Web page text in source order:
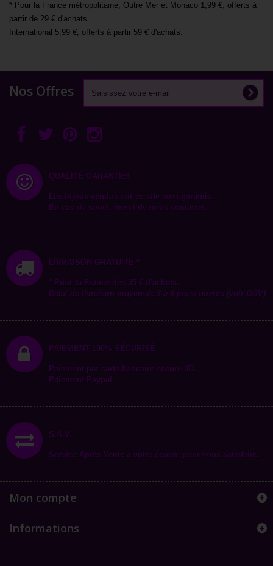
* Pour la France métropolitaine, Outre Mer et Monaco 1,99 €, offerts à
partir de 29 € d'achats.
International 5,99 €, offerts à partir 59 € d'achats.
Nos Offres
QUALITÉ GARANTIE!
Les bijoux vendus sur ce site sont garantis.
En cas de souci, merci de nous contacter.
LIVRAISON GRATUITE *
* Pour la France dès 35 € d'achats.
Délai de livraison moyen de 3 à 9 jours ouvrés (voir CGV)
PAIEMENT 100% SÉCURISÉ
Paiement par carte bancaire secure 3D.
Paiement Paypal
S.A.V.
Service Après Vente à votre écoute pour vous satisfaire.
Mon compte
Informations